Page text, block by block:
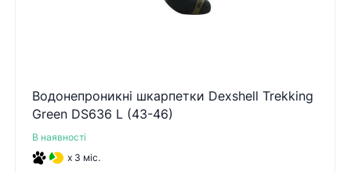
Водонепроникні шкарпетки Dexshell Trekking
Green DS636 L (43-46)
В наявності
x 3 міс.